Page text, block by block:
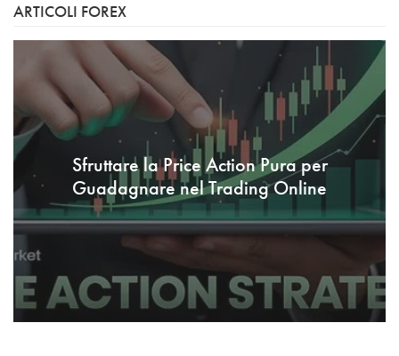
ARTICOLI FOREX
Sfruttare la Price Action Pura per
Guadagnare nel Trading Online